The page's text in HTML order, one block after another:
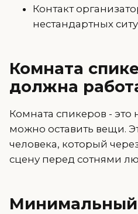
Контакт
нестандартных
Комната
должна
Комната спикеров - это
можно оставить вещи.
человека, который
сцену перед сотнями
Минимальный